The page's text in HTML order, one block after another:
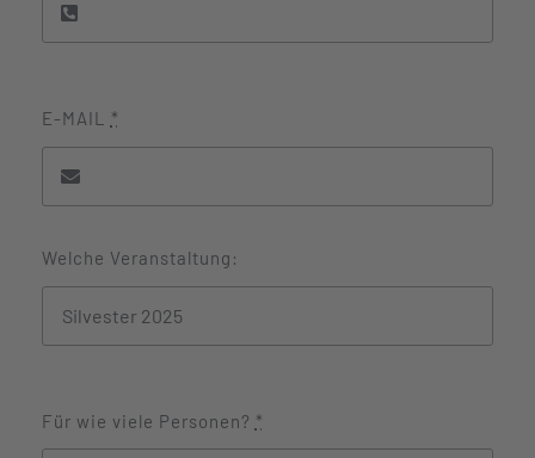
E-MAIL *
Welche Veranstaltung:
Für wie viele Personen? *